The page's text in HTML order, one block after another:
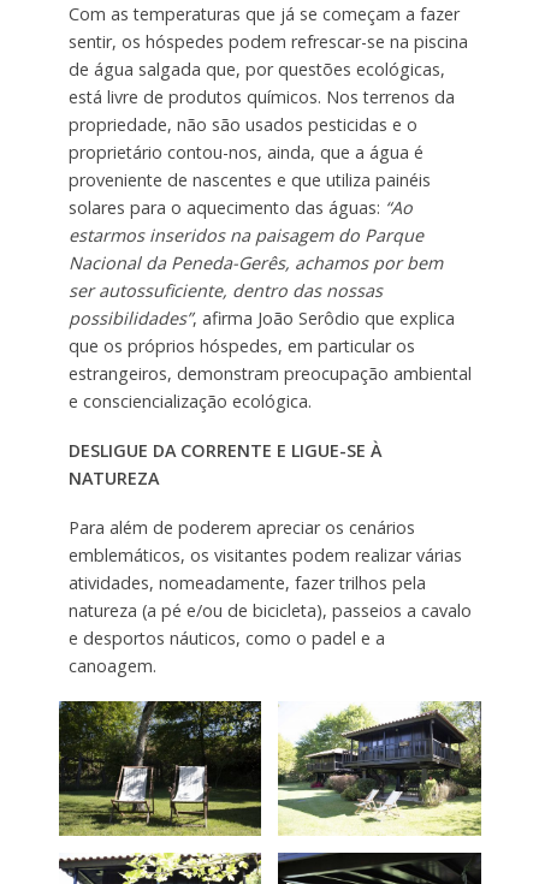
Com as temperaturas que já se começam a fazer
sentir, os hóspedes podem refrescar-se na piscina
de água salgada que, por questões ecológicas,
está livre de produtos químicos. Nos terrenos da
propriedade, não são usados pesticidas e o
proprietário contou-nos, ainda, que a água é
proveniente de nascentes e que utiliza painéis
solares para o aquecimento das águas: “Ao
estarmos inseridos na paisagem do Parque
Nacional da Peneda-Gerês, achamos por bem
ser autossuficiente, dentro das nossas
possibilidades”, afirma João Serôdio que explica
que os próprios hóspedes, em particular os
estrangeiros, demonstram preocupação ambiental
e consciencialização ecológica.
DESLIGUE DA CORRENTE E LIGUE-SE À
NATUREZA
Para além de poderem apreciar os cenários
emblemáticos, os visitantes podem realizar várias
atividades, nomeadamente, fazer trilhos pela
natureza (a pé e/ou de bicicleta), passeios a cavalo
e desportos náuticos, como o padel e a
canoagem.